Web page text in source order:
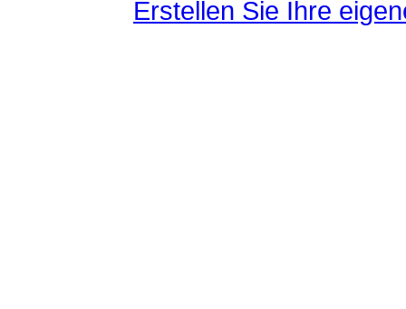
Erstellen Sie Ihre